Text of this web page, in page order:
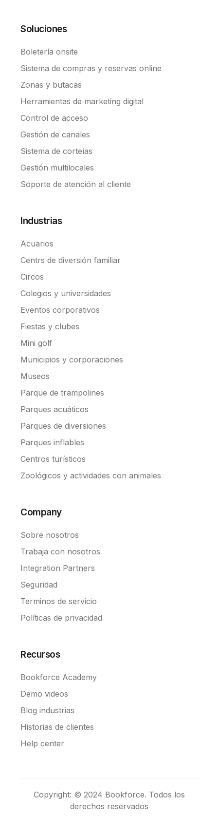
Soluciones
Boletería onsite
Sistema de compras y reservas online
Zonas y butacas
Herramientas de marketing digital
Control de acceso
Gestión de canales
Sistema de corteías
Gestión multilocales
Soporte de atención al cliente
Industrias
Acuarios
Centrs de diversión familiar
Circos
Colegios y universidades
Eventos corporativos
Fiestas y clubes
Mini golf
Municipios y corporaciones
Museos
Parque de trampolines
Parques acuáticos
Parques de diversiones
Parques inflables
Centros turísticos
Zoológicos y actividades con animales
Company
Sobre nosotros
Trabaja con nosotros
Integration Partners
Seguridad
Terminos de servicio
Políticas de privacidad
Recursos
Bookforce Academy
Demo videos
Blog industrias
Historias de clientes
Help center
Copyright: © 2024 Bookforce. Todos los
derechos reservados
Pedir demo